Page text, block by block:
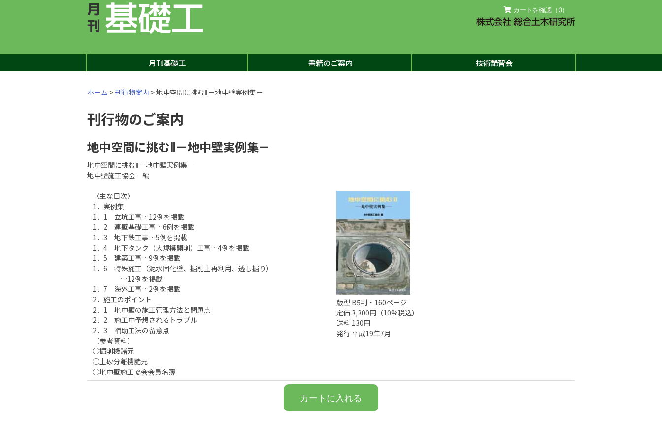
カートを確認（0）
月刊基礎工 書籍のご案内 技術講習会
ホーム > 刊行物案内 > 地中空間に挑むⅡ－地中壁実例集－
刊行物のご案内
地中空間に挑むⅡ－地中壁実例集－
地中空間に挑むⅡ－地中壁実例集－
地中壁施工協会 編
〈主な目次〉
1．実例集
1．1 立坑工事…12例を掲載
1．2 連壁基礎工事…6例を掲載
1．3 地下鉄工事…5例を掲載
1．4 地下タンク（大規模開削）工事…4例を掲載
1．5 建築工事…9例を掲載
1．6 特殊施工（泥水固化壁、掘削土再利用、透し掘り）
…12例を掲載
1．7 海外工事…2例を掲載
2．施工のポイント
2．1 地中壁の施工管理方法と問題点
2．2 施工中予想されるトラブル
2．3 補助工法の留意点
〔参考資料〕
○掘削機諸元
○土砂分離機諸元
○地中壁施工協会会員名簿
版型 B5判・160ページ
定価 3,300円（10%税込）
送料 130円
発行 平成19年7月
カートに入れる